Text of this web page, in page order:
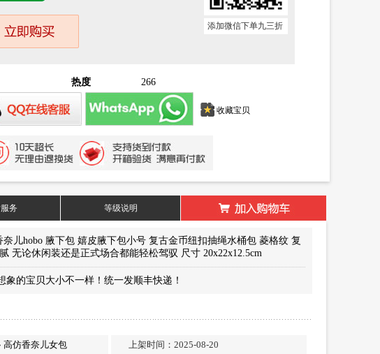
添加微信下单九三折
热度 266
收藏宝贝
务 等级说明
儿hobo 腋下包 嬉皮腋下包小号 复古金币纽扣抽绳水桶包 菱格纹 复
无论休闲装还是正式场合都能轻松驾驭 尺寸 20x22x12.5cm
象的宝贝大小不一样！统一发顺丰快递！
高仿香奈儿女包
上架时间：2025-08-20